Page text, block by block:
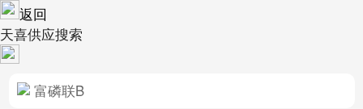
返回
天喜供应搜索